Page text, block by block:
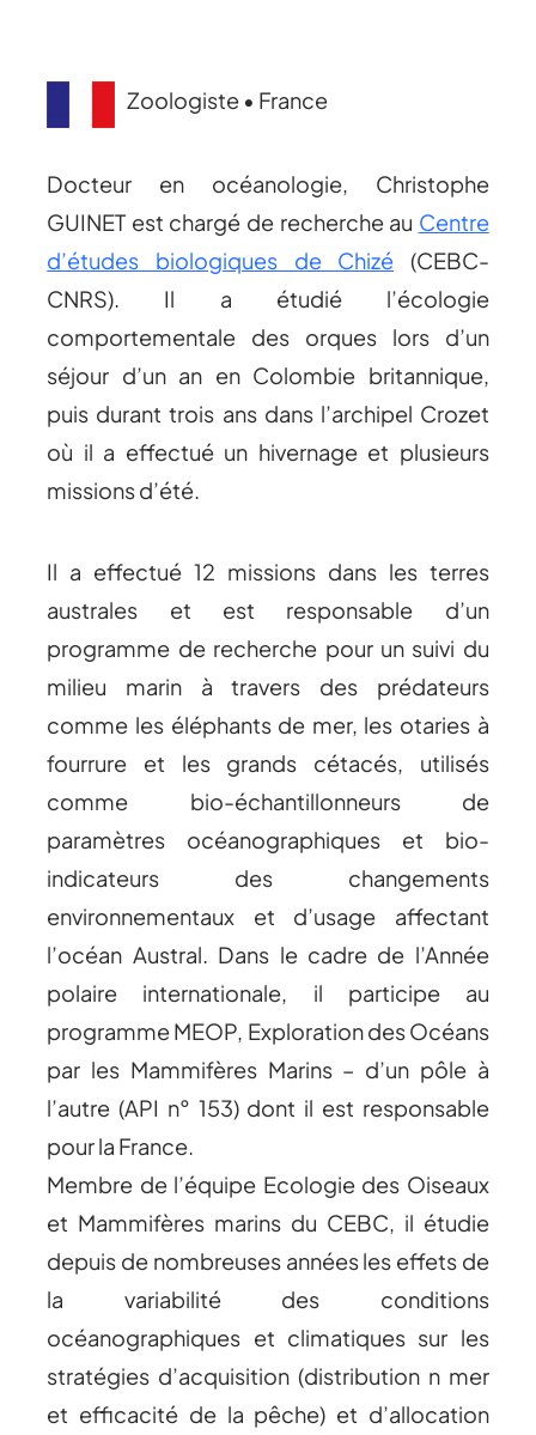
Zoologiste • France
Docteur en océanologie, Christophe
GUINET est chargé de recherche au Centre
d’études biologiques de Chizé (CEBC-
CNRS). Il a étudié l’écologie
comportementale des orques lors d’un
séjour d’un an en Colombie britannique,
puis durant trois ans dans l’archipel Crozet
où il a effectué un hivernage et plusieurs
missions d’été.
Il a effectué 12 missions dans les terres
australes et est responsable d’un
programme de recherche pour un suivi du
milieu marin à travers des prédateurs
comme les éléphants de mer, les otaries à
fourrure et les grands cétacés, utilisés
comme bio-échantillonneurs de
paramètres océanographiques et bio-
indicateurs des changements
environnementaux et d’usage affectant
l’océan Austral. Dans le cadre de l’Année
polaire internationale, il participe au
programme MEOP, Exploration des Océans
par les Mammifères Marins – d’un pôle à
l’autre (API n° 153) dont il est responsable
pour la France.
Membre de l’équipe Ecologie des Oiseaux
et Mammifères marins du CEBC, il étudie
depuis de nombreuses années les effets de
la variabilité des conditions
océanographiques et climatiques sur les
stratégies d’acquisition (distribution n mer
et efficacité de la pêche) et d’allocation